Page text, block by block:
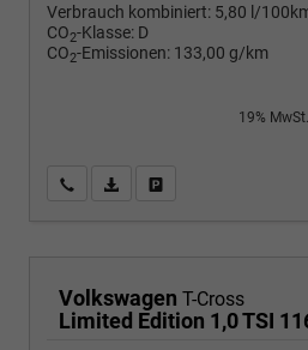
Verbrauch kombiniert: 5,80 l/
CO2-Klasse: D
CO2-Emissionen: 133,00 g/km
19%
Wir rufen Sie anPDF-Fahrzeugexposé drucken
Volkswagen T-Cross